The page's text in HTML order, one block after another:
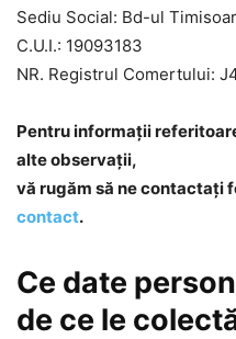
Sediu Social: Bd-ul
C.U.I.: 19093183
NR. Registrul Comertului:
Pentru informaţii
alte observații,
vă rugăm să ne contactați
contact.
Ce date
de ce le